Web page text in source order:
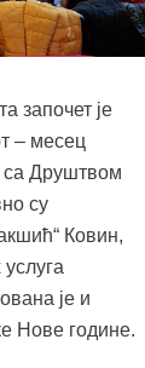
започет је
– месец
са Друштвом
су
Ковин,
је и
Нове године.